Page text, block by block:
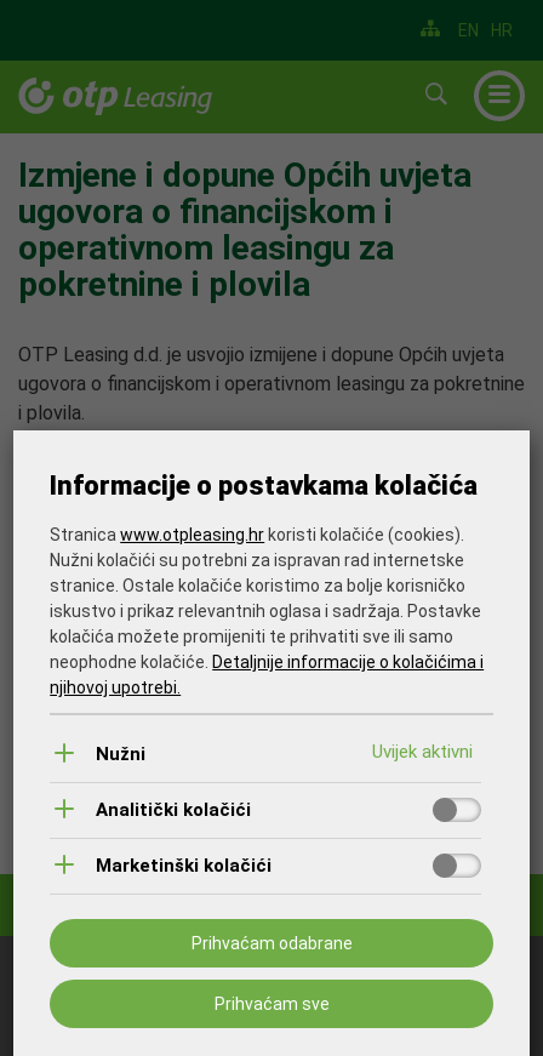
HR
EN
▼
Izmjene i dopune Općih uvjeta
ugovora o financijskom i
operativnom leasingu za
pokretnine i plovila
OTP Leasing d.d. je usvojio izmijene i dopune Općih uvjeta
ugovora o financijskom i operativnom leasingu za pokretnine
i plovila.
od 01.01.2023. godine.
Što bi vas još moglo zanimati:
OTP Banka
Informacije o postavkama kolačića
Stranicawww.otpleasing.hrkoristi kolačiće (cookies).
Nužni kolačići su potrebni za ispravan rad internetske
stranice. Ostale kolačiće koristimo za bolje korisničko
iskustvo i prikaz relevantnih oglasa i sadržaja. Postavke
kolačića možete promijeniti te prihvatiti sve ili samo
neophodne kolačiće.Detaljnije informacije o kolačićima i
njihovoj upotrebi.
Nužni
Analitički kolačići
Marketinški kolačići
Prihvaćam odabrane
Prihvaćam sve